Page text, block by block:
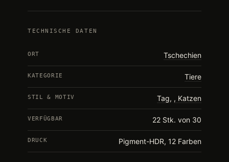
TECHNISCHE DATEN
ORT Tschechien
KATEGORIE Tiere
STIL & MOTIV Tag, Katzen
VERFÜGBAR 22 Stk. von 30
DRUCK Pigment-HDR, 12 Farben